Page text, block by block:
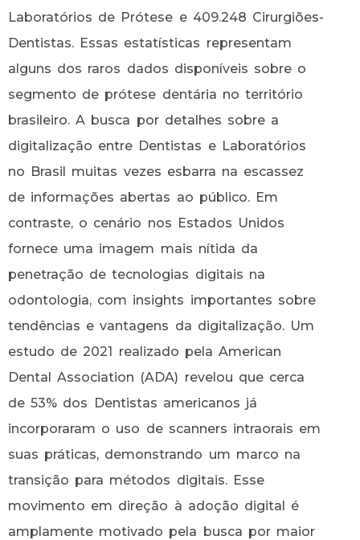
Laboratórios de Prótese e 409.248 Cirurgiões-
Dentistas. Essas estatísticas representam
alguns dos raros dados disponíveis sobre o
segmento de prótese dentária no território
brasileiro. A busca por detalhes sobre a
digitalização entre Dentistas e Laboratórios
no Brasil muitas vezes esbarra na escassez
de informações abertas ao público. Em
contraste, o cenário nos Estados Unidos
fornece uma imagem mais nítida da
penetração de tecnologias digitais na
odontologia, com insights importantes sobre
tendências e vantagens da digitalização. Um
estudo de 2021 realizado pela American
Dental Association (ADA) revelou que cerca
de 53% dos Dentistas americanos já
incorporaram o uso de scanners intraorais em
suas práticas, demonstrando um marco na
transição para métodos digitais. Esse
movimento em direção à adoção digital é
amplamente motivado pela busca por maior